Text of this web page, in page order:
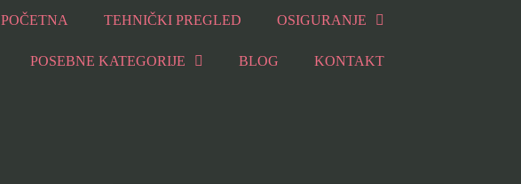
POČETNA TEHNIČKI PREGLED OSIGURANJE
POSEBNE KATEGORIJE BLOG KONTAKT